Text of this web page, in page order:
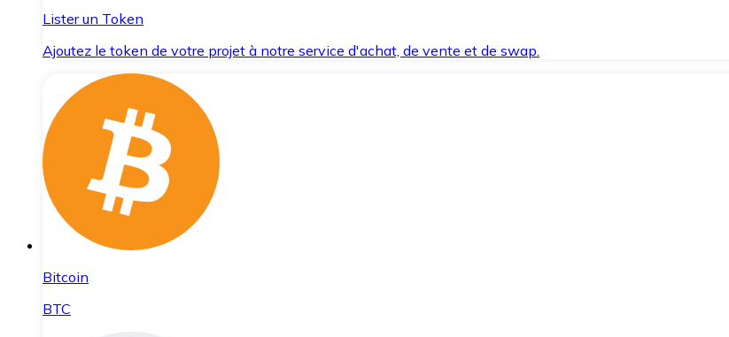
Lister un Token
Ajoutez le token de votre projet à notre service d'achat, de vente et de swap.
Bitcoin
BTC